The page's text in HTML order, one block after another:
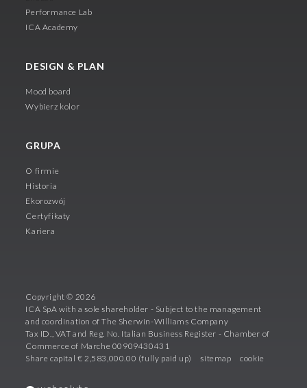
Performance Lab
ICA Academy
DESIGN & PLAN
Mood board
Wybierz kolor
GRUPA
O firmie
Historia
Ekorozwój
Certyfikaty
Kariera
Copyright © 2026
ICA SpA with a sole shareholder - Subject to the management
and coordination of The Sherwin-Williams Company
Tax ID., VAT and Reg. No. Italian Business Register - Chamber of
Commerce of Marche 00909430431
Share capital € 2,583,000.00 (fully paid up)
sitemap cookie